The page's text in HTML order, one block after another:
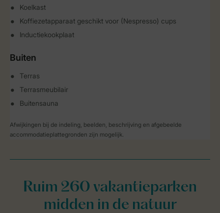
Koelkast
Koffiezetapparaat geschikt voor (Nespresso) cups
Inductiekookplaat
Buiten
Terras
Terrasmeubilair
Buitensauna
Afwijkingen bij de indeling, beelden, beschrijving en afgebeelde
accommodatieplattegronden zijn mogelijk.
Ruim 260 vakantieparken
midden in de natuur